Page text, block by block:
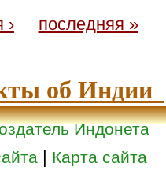
› последняя »
об Индии
Индонета
| Карта сайта